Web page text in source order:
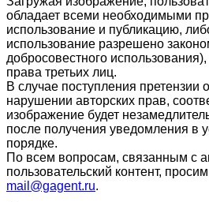
обладает всеми необходимыми
использование и публикацию,
использование разрешено
добросовестного
права третьих лиц.
В случае поступления претензии
нарушении авторских прав,
изображение будет
после получения уведомления в
порядке.
По всем вопросам, связанным с
пользовательский контент,
mail@gagent.ru.